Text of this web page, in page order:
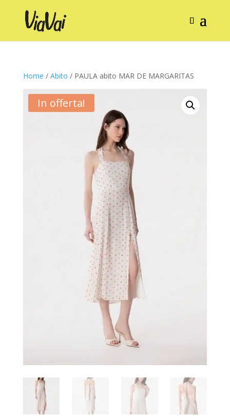
Home / Abito / PAULA abito MAR DE MARGARITAS
In offerta!